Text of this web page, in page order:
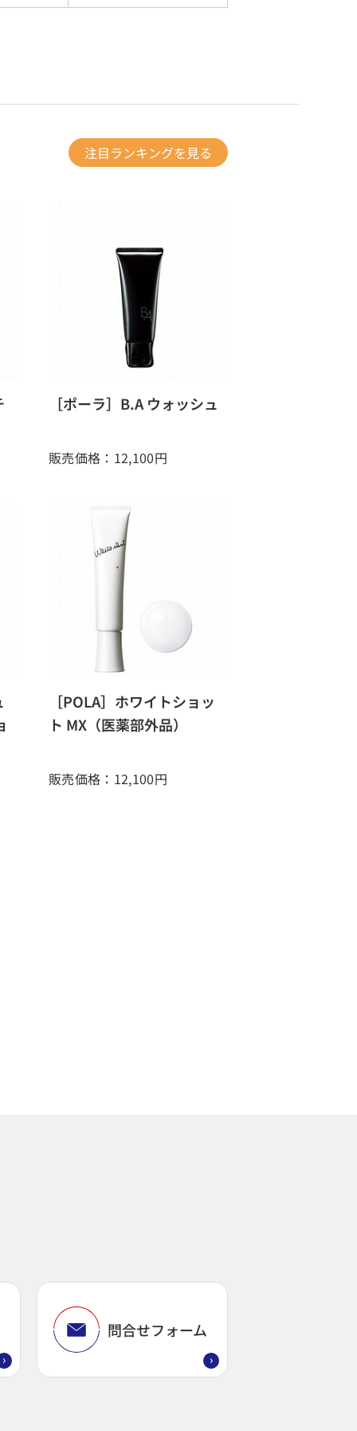
注目ランキングを見る
［ポーラ］B.A ウォッシュ
販売価格：12,100円
［POLA］ホワイトショッ
ト MX（医薬部外品）
販売価格：12,100円
問合せフォーム